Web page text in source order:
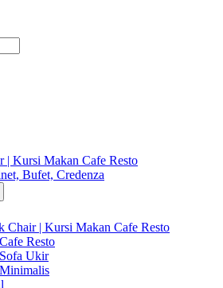
| Kursi Makan Cafe Resto
Bufet, Credenza
Chair | Kursi Makan Cafe Resto
Resto
Ukir